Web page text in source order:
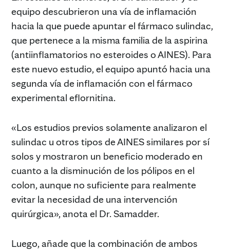
equipo descubrieron una vía de inflamación
hacia la que puede apuntar el fármaco sulindac,
que pertenece a la misma familia de la aspirina
(antiinflamatorios no esteroides o AINES). Para
este nuevo estudio, el equipo apuntó hacia una
segunda vía de inflamación con el fármaco
experimental eflornitina.
«Los estudios previos solamente analizaron el
sulindac u otros tipos de AINES similares por sí
solos y mostraron un beneficio moderado en
cuanto a la disminución de los pólipos en el
colon, aunque no suficiente para realmente
evitar la necesidad de una intervención
quirúrgica», anota el Dr. Samadder.
Luego, añade que la combinación de ambos